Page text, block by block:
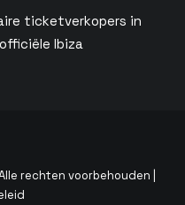
ticketverkopers in
Ibiza
rechten voorbehouden |